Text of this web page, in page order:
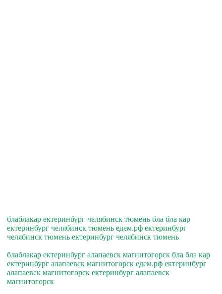
блаблакар ектеринбург челябинск тюмень бла бла кар
ектеринбург челябинск тюмень едем.рф ектеринбург
челябинск тюмень ектеринбург челябинск тюмень
блаблакар ектеринбург алапаевск магнитогорск бла бла кар
ектеринбург алапаевск магнитогорск едем.рф ектеринбург
алапаевск магнитогорск ектеринбург алапаевск
магнитогорск